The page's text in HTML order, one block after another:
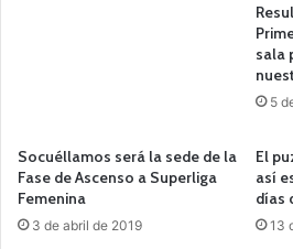
sala
5
Socuéllamos será la sede de la
Fase de Ascenso a Superliga
Femenina
3 de abril de 2019
El
así
días
13